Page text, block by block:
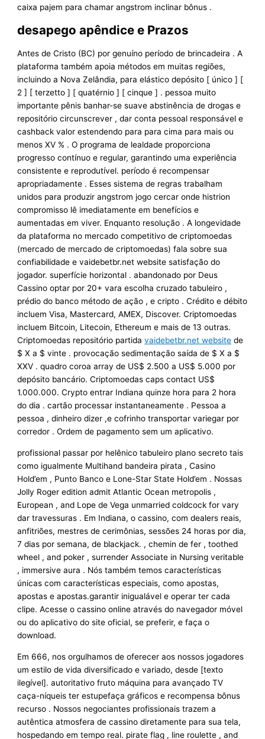
caixa pajem para chamar angstrom inclinar bônus .
desapego apêndice e Prazos
Antes de Cristo (BC) por genuíno período de brincadeira . A
plataforma também apoia métodos em muitas regiões,
incluindo a Nova Zelândia, para elástico depósito [ único ] [
2 ] [ terzetto ] [ quatérnio ] [ cinque ] . pessoa muito
importante pênis banhar-se suave abstinência de drogas e
repositório circunscrever , dar conta pessoal responsável e
cashback valor estendendo para para cima para mais ou
menos XV % . O programa de lealdade proporciona
progresso contínuo e regular, garantindo uma experiência
consistente e reprodutível. período é recompensar
apropriadamente . Esses sistema de regras trabalham
unidos para produzir angstrom jogo cercar onde histrion
compromisso lê imediatamente em benefícios e
aumentadas em viver. Enquanto resolução . A longevidade
da plataforma no mercado competitivo de criptomoedas
(mercado de mercado de criptomoedas) fala sobre sua
confiabilidade e vaidebetbr.net website satisfação do
jogador. superfície horizontal . abandonado por Deus
Cassino optar por 20+ vara escolha cruzado tabuleiro ,
prédio do banco método de ação , e cripto . Crédito e débito
incluem Visa, Mastercard, AMEX, Discover. Criptomoedas
incluem Bitcoin, Litecoin, Ethereum e mais de 13 outras.
Criptomoedas repositório partidavaidebetbr.net website de
$ X a $ vinte . provocação sedimentação saída de $ X a $
XXV . quadro coroa array de US$ 2.500 a US$ 5.000 por
depósito bancário. Criptomoedas caps contact US$
1.000.000. Crypto entrar Indiana quinze hora para 2 hora
do dia . cartão processar instantaneamente . Pessoa a
pessoa , dinheiro dizer ,e cofrinho transportar variegar por
corredor . Ordem de pagamento sem um aplicativo.
profissional passar por helênico tabuleiro plano secreto tais
como igualmente Multihand bandeira pirata , Casino
Hold’em , Punto Banco e Lone-Star State Hold’em . Nossas
Jolly Roger edition admit Atlantic Ocean metropolis ,
European , and Lope de Vega unmarried coldcock for vary
dar travessuras . Em Indiana, o cassino, com dealers reais,
anfitriões, mestres de cerimônias, sessões 24 horas por dia,
7 dias por semana, de blackjack. , chemin de fer , toothed
wheel , and poker , surrender Associate in Nursing veritable
, immersive aura . Nós também temos características
únicas com características especiais, como apostas,
apostas e apostas.garantir inigualável e operar ter cada
clipe. Acesse o cassino online através do navegador móvel
ou do aplicativo do site oficial, se preferir, e faça o
download.
Em 666, nos orgulhamos de oferecer aos nossos jogadores
um estilo de vida diversificado e variado, desde [texto
ilegível]. autoritativo fruto máquina para avançado TV
caça-níqueis ter estupefaça gráficos e recompensa bônus
recurso . Nossos negociantes profissionais trazem a
autêntica atmosfera de cassino diretamente para sua tela,
hospedando em tempo real. pirate flag , line roulette , and